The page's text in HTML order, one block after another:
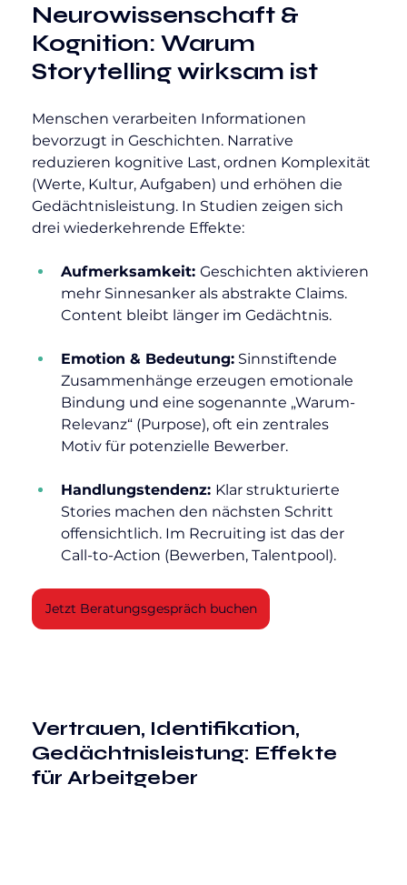
Neurowissenschaft &
Kognition: Warum
Storytelling wirksam ist
Menschen verarbeiten Informationen
bevorzugt in Geschichten. Narrative
reduzieren kognitive Last, ordnen Komplexität
(Werte, Kultur, Aufgaben) und erhöhen die
Gedächtnisleistung. In Studien zeigen sich
drei wiederkehrende Effekte:
Aufmerksamkeit: Geschichten aktivieren
mehr Sinnesanker als abstrakte Claims.
Content bleibt länger im Gedächtnis.
Emotion & Bedeutung: Sinnstiftende
Zusammenhänge erzeugen emotionale
Bindung und eine sogenannte „Warum-
Relevanz“ (Purpose), oft ein zentrales
Motiv für potenzielle Bewerber.
Handlungstendenz: Klar strukturierte
Stories machen den nächsten Schritt
offensichtlich. Im Recruiting ist das der
Call-to-Action (Bewerben, Talentpool).
Jetzt Beratungsgespräch buchen
Vertrauen, Identifikation,
Gedächtnisleistung: Effekte
für Arbeitgeber